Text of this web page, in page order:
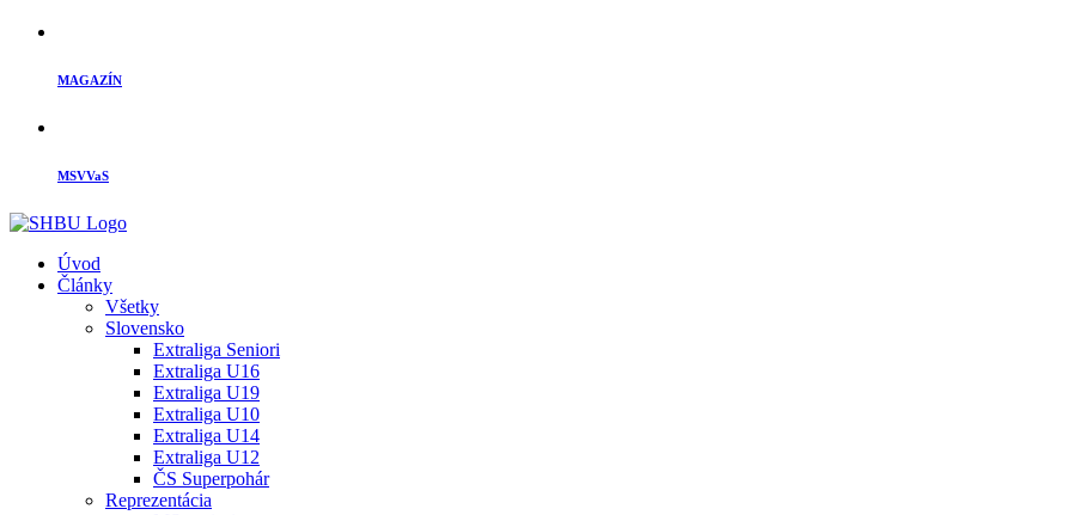
MAGAZÍN
MSVVaS
Úvod
Články
Všetky
Slovensko
Extraliga Seniori
Extraliga U16
Extraliga U19
Extraliga U10
Extraliga U14
Extraliga U12
ČS Superpohár
Reprezentácia